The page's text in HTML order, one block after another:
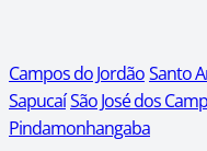
Campos do JordãoSanto
SapucaíSão José dos
Pindamonhangaba